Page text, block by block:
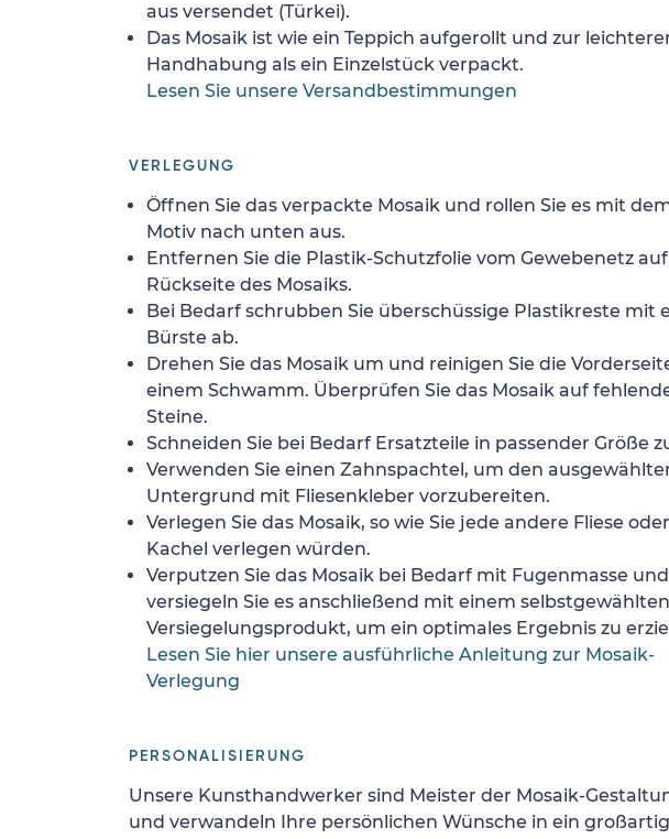
aus versendet (Türkei).
Das Mosaik ist wie ein Teppich aufgerollt und zur
Handhabung als ein Einzelstück verpackt.
Lesen Sie unsere Versandbestimmungen
VERLEGUNG
Öffnen Sie das verpackte Mosaik und rollen Sie es mit
Motiv nach unten aus.
Entfernen Sie die Plastik-Schutzfolie vom Gewebenetz
Rückseite des Mosaiks.
Bei Bedarf schrubben Sie überschüssige Plastikreste mit
Bürste ab.
Drehen Sie das Mosaik um und reinigen Sie die
einem Schwamm. Überprüfen Sie das Mosaik auf
Steine.
Schneiden Sie bei Bedarf Ersatzteile in passender Größe
Verwenden Sie einen Zahnspachtel, um den
Untergrund mit Fliesenkleber vorzubereiten.
Verlegen Sie das Mosaik, so wie Sie jede andere Fliese oder
Kachel verlegen würden.
Verputzen Sie das Mosaik bei Bedarf mit Fugenmasse und
versiegeln Sie es anschließend mit einem selbstgewählten
Versiegelungsprodukt, um ein optimales Ergebnis zu
Lesen Sie hier unsere ausführliche Anleitung zur Mosaik-
Verlegung
PERSONALISIERUNG
Unsere Kunsthandwerker sind Meister der Mosaik-
und verwandeln Ihre persönlichen Wünsche in ein